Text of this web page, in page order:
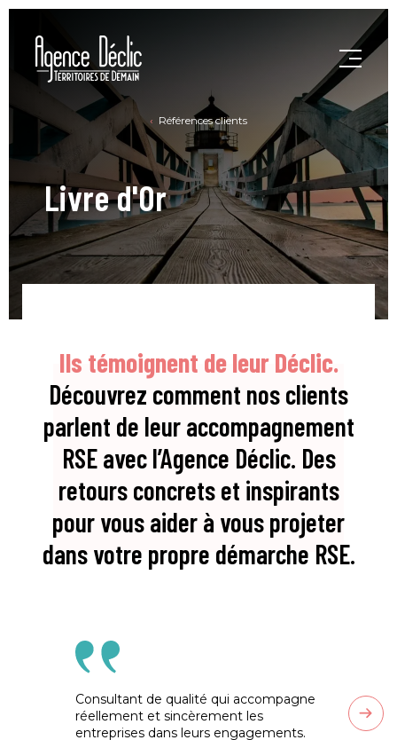
Références clients
Livre d'Or
Ils témoignent de leur Déclic.
Découvrez comment nos clients
parlent de leur accompagnement
RSE avec l’Agence Déclic. Des
retours concrets et inspirants
pour vous aider à vous projeter
dans votre propre démarche RSE.
Consultant de qualité qui accompagne
réellement et sincèrement les
entreprises dans leurs engagements.
Une